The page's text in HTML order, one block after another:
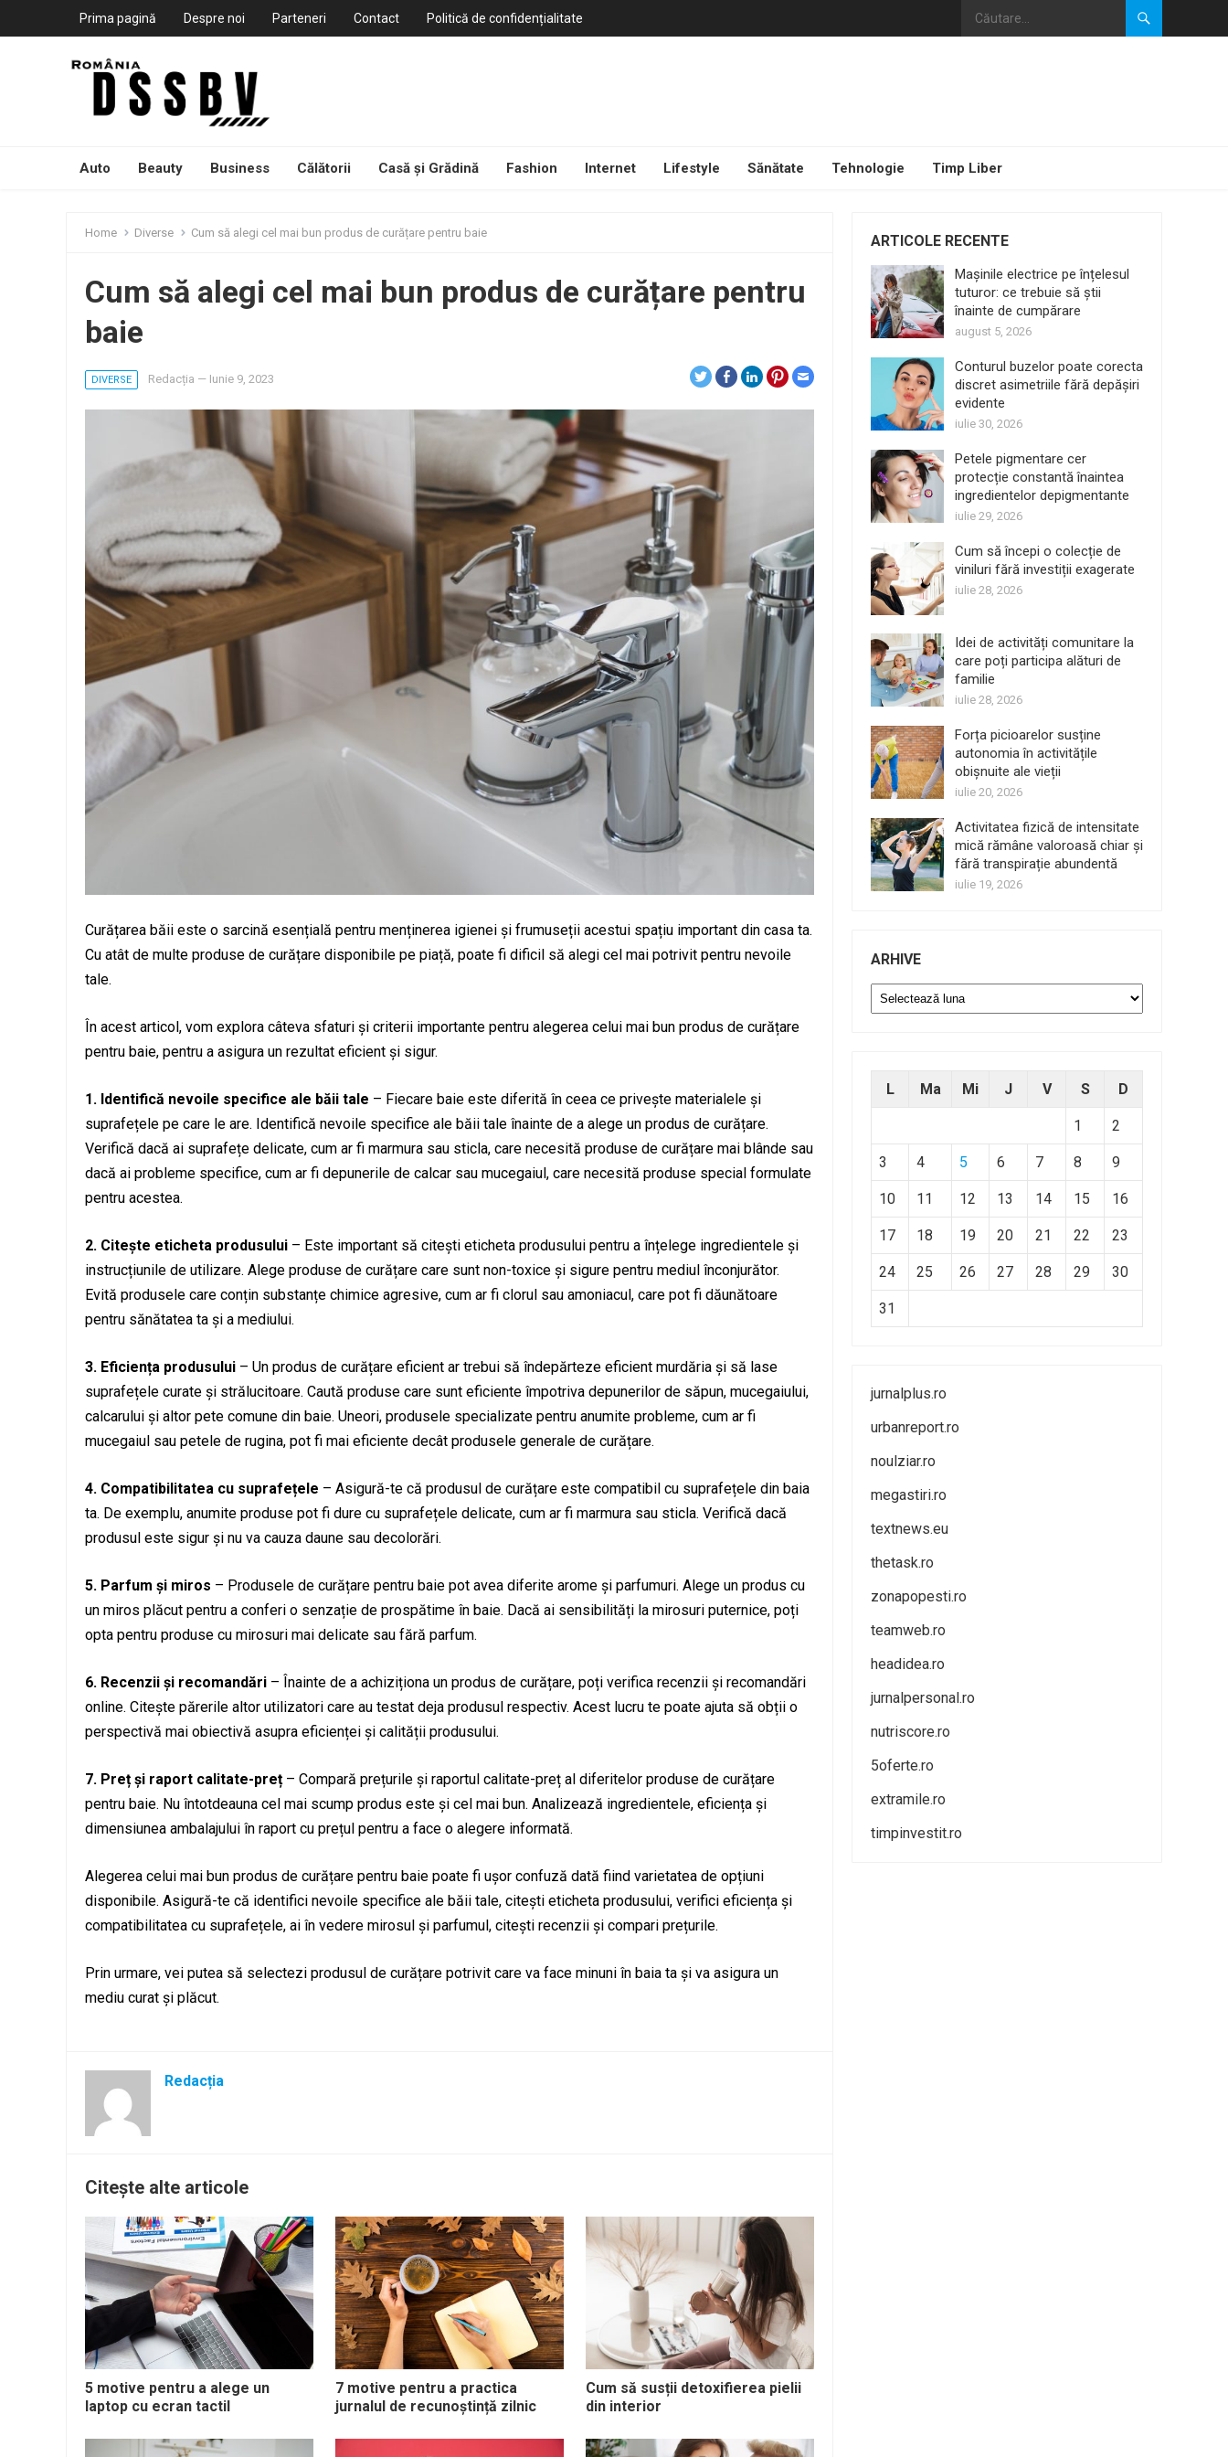
Prima pagină Despre noi Parteneri Contact Politică de confidențialitate
Auto Beauty Business Călătorii Casă și Grădină Fashion Internet Lifestyle Sănătate Tehnologie Timp Liber
Home Diverse Cum să alegi cel mai bun produs de curățare pentru baie
Cum să alegi cel mai bun produs de curățare pentru
baie
DIVERSE Redacția — Iunie 9, 2023
Curățarea băii este o sarcină esențială pentru menținerea igienei și frumuseții acestui spațiu important din casa ta.
Cu atât de multe produse de curățare disponibile pe piață, poate fi dificil să alegi cel mai potrivit pentru nevoile
tale.
În acest articol, vom explora câteva sfaturi și criterii importante pentru alegerea celui mai bun produs de curățare
pentru baie, pentru a asigura un rezultat eficient și sigur.
1. Identifică nevoile specifice ale băii tale – Fiecare baie este diferită în ceea ce privește materialele și
suprafețele pe care le are. Identifică nevoile specifice ale băii tale înainte de a alege un produs de curățare.
Verifică dacă ai suprafețe delicate, cum ar fi marmura sau sticla, care necesită produse de curățare mai blânde sau
dacă ai probleme specifice, cum ar fi depunerile de calcar sau mucegaiul, care necesită produse special formulate
pentru acestea.
2. Citește eticheta produsului – Este important să citești eticheta produsului pentru a înțelege ingredientele și
instrucțiunile de utilizare. Alege produse de curățare care sunt non-toxice și sigure pentru mediul înconjurător.
Evită produsele care conțin substanțe chimice agresive, cum ar fi clorul sau amoniacul, care pot fi dăunătoare
pentru sănătatea ta și a mediului.
3. Eficiența produsului – Un produs de curățare eficient ar trebui să îndepărteze eficient murdăria și să lase
suprafețele curate și strălucitoare. Caută produse care sunt eficiente împotriva depunerilor de săpun, mucegaiului,
calcarului și altor pete comune din baie. Uneori, produsele specializate pentru anumite probleme, cum ar fi
mucegaiul sau petele de rugina, pot fi mai eficiente decât produsele generale de curățare.
4. Compatibilitatea cu suprafețele – Asigură-te că produsul de curățare este compatibil cu suprafețele din baia
ta. De exemplu, anumite produse pot fi dure cu suprafețele delicate, cum ar fi marmura sau sticla. Verifică dacă
produsul este sigur și nu va cauza daune sau decolorări.
5. Parfum și miros – Produsele de curățare pentru baie pot avea diferite arome și parfumuri. Alege un produs cu
un miros plăcut pentru a conferi o senzație de prospătime în baie. Dacă ai sensibilități la mirosuri puternice, poți
opta pentru produse cu mirosuri mai delicate sau fără parfum.
6. Recenzii și recomandări – Înainte de a achiziționa un produs de curățare, poți verifica recenzii și recomandări
online. Citește părerile altor utilizatori care au testat deja produsul respectiv. Acest lucru te poate ajuta să obții o
perspectivă mai obiectivă asupra eficienței și calității produsului.
7. Preț și raport calitate-preț– Compară prețurile și raportul calitate-preț al diferitelor produse de curățare
pentru baie. Nu întotdeauna cel mai scump produs este și cel mai bun. Analizează ingredientele, eficiența și
dimensiunea ambalajului în raport cu prețul pentru a face o alegere informată.
Alegerea celui mai bun produs de curățare pentru baie poate fi ușor confuză dată fiind varietatea de opțiuni
disponibile. Asigură-te că identifici nevoile specifice ale băii tale, citești eticheta produsului, verifici eficiența și
compatibilitatea cu suprafețele, ai în vedere mirosul și parfumul, citești recenzii și compari prețurile.
Prin urmare, vei putea să selectezi produsul de curățare potrivit care va face minuni în baia ta și va asigura un
mediu curat și plăcut.
Redacția
Citește alte articole
5 motive pentru a alege un
laptop cu ecran tactil
7 motive pentru a practica
jurnalul de recunoștință zilnic
Cum să susții detoxifierea pielii
din interior
ARTICOLE RECENTE
Mașinile electrice pe înțelesul
tuturor: ce trebuie să știi
înainte de cumpărare
august 5, 2026
Conturul buzelor poate corecta
discret asimetriile fără depășiri
evidente
iulie 30, 2026
Petele pigmentare cer
protecție constantă înaintea
ingredientelor depigmentante
iulie 29, 2026
Cum să începi o colecție de
viniluri fără investiții exagerate
iulie 28, 2026
Idei de activități comunitare la
care poți participa alături de
familie
iulie 28, 2026
Forța picioarelor susține
autonomia în activitățile
obișnuite ale vieții
iulie 20, 2026
Activitatea fizică de intensitate
mică rămâne valoroasă chiar și
fără transpirație abundentă
iulie 19, 2026
ARHIVE
Arhive
L Ma Mi J V S D
1 2
3 4 5 6 7 8 9
10 11 12 13 14 15 16
17 18 19 20 21 22 23
24 25 26 27 28 29 30
31
jurnalplus.ro
urbanreport.ro
noulziar.ro
megastiri.ro
textnews.eu
thetask.ro
zonapopesti.ro
teamweb.ro
headidea.ro
jurnalpersonal.ro
nutriscore.ro
5oferte.ro
extramile.ro
timpinvestit.ro